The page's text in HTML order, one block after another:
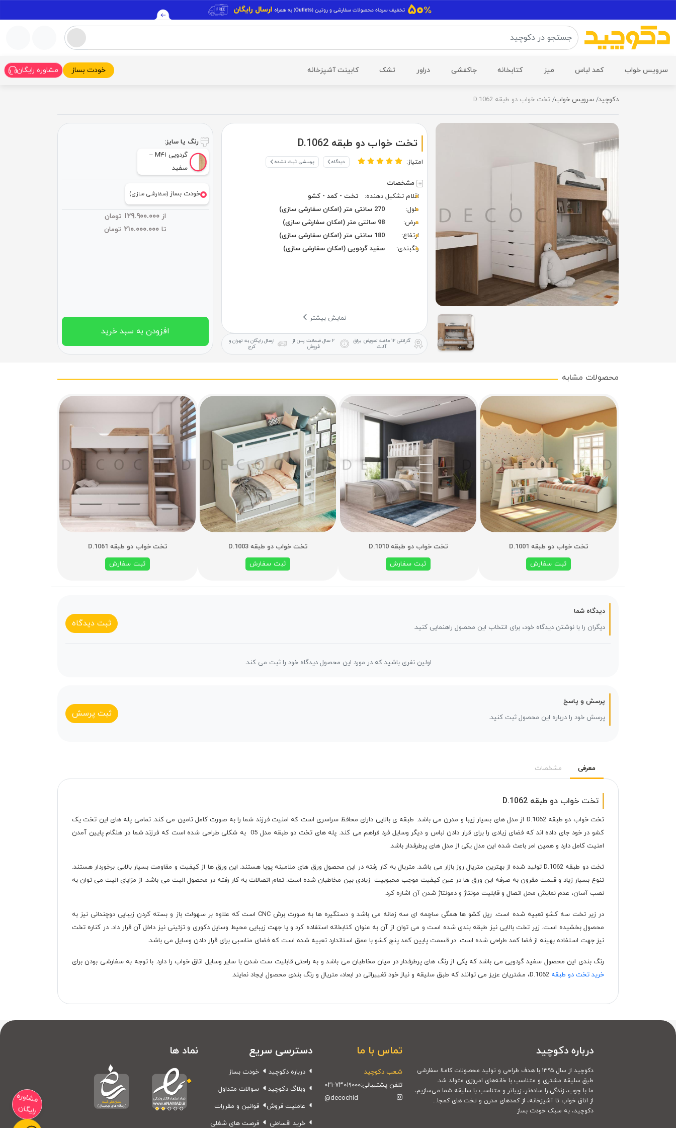
سرویس خواب کمد لباس میز کتابخانه جاکفشی دراور تشک کابینت آشپزخانه خودت بساز مشاوره رایگان
دکوچید سرویس خواب تخت خواب دو طبقه D.1062
تخت خواب دو طبقه D.1062
امتیاز: دیدگاه پرسشی ثبت نشده
مشخصات
اقلام تشکیل دهنده:
تخت - کمد - کشو
طول:
270 سانتی متر (امکان سفارشی سازی)
عرض:
98 سانتی متر (امکان سفارشی سازی)
ارتفاع:
180 سانتی متر (امکان سفارشی سازی)
رنگبندی:
سفید گردویی (امکان سفارشی سازی)
نمایش بیشتر
گارانتی ۱۲ ماهه
تعویض یراق
آلات
۲ سال ضمانت
پس از
فروش
ارسال رایگان به تهران و
کرج
رنگ یا سایز:
گردویی M۴۱ –
سفید
خودت بساز(سفارشی سازی)
از
تومان
تا
تومان
افزودن به سبد خرید
محصولات مشابه
تخت خواب دو طبقه D.1001
ثبت سفارش
تخت خواب دو طبقه D.1010
ثبت سفارش
تخت خواب دو طبقه D.1003
ثبت سفارش
تخت خواب دو طبقه D.1061
ثبت سفارش
دیدگاه شما
دیگران را با نوشتن دیدگاه خود، برای انتخاب این محصول راهنمایی کنید.
ثبت دیدگاه
اولین نفری باشید که در مورد این محصول دیدگاه خود را ثبت می کند.
پرسش و پاسخ
پرسش خود را درباره این محصول ثبت کنید.
ثبت پرسش
معرفی مشخصات
تخت خواب دو طبقه D.1062
تخت خواب دو طبقه D.1062 از مدل های بسیار زیبا و مدرن می باشد. طبقه ی بالایی دارای محافظ سراسری است که امنیت فرزند شما را به صورت کامل تامین می کند. تمامی پله های این تخت یک
کشو در خود جای داده اند که فضای زیادی را برای قرار دادن لباس و دیگر وسایل فرد فراهم می کند. پله های تخت دو طبقه مدل 05 به شکلی طراحی شده است که فرزند شما در هنگام پایین آمدن
امنیت کامل دارد و همین امر باعث شده این مدل یکی از مدل های پرطرفدار باشد.
تخت دو طبقه D.1062 تولید شده از بهترین متریال روز بازار می باشد. متریال به کار رفته در این محصول ورق های ملامینه پویا هستند. این ورق ها از کیفیت و مقاومت بسیار بالایی برخوردار هستند.
تنوع بسیار زیاد و قیمت مقرون به صرفه این ورق ها در عین کیفیت موجب محبوبیت زیادی بین مخاطبان شده است. تمام اتصالات به کار رفته در محصول الیت می باشد. از مزایای الیت می توان به
نصب آسان، عدم نمایش محل اتصال و قابلیت مونتاژ و دمونتاژ شدن آن اشاره کرد.
در زیر تخت سه کشو تعبیه شده است. ریل کشو ها همگی ساچمه ای سه زمانه می باشد و دستگیره ها به صورت برش CNC است که علاوه بر سهولت باز و بسته کردن زیبایی دوچندانی نیز به
محصول بخشیده است. زیر تخت بالایی نیز طبقه بندی شده است و می توان از آن به عنوان کتابخانه استفاده کرد و یا جهت زیبایی محیط وسایل دکوری و تزئینی نیز داخل آن قرار داد. در کناره تخت
نیز جهت استفاده بهینه از فضا کمد طراحی شده است. در قسمت پایین کمد پنج کشو با عمق استاندارد تعبیه شده است که فضای مناسبی برای قرار دادن وسایل می باشد.
رنگ بندی این محصول سفید گردویی می باشد که یکی از رنگ های پرطرفدار در میان مخاطبان می باشد و به راحتی قابلیت ست شدن با سایر وسایل اتاق خواب را دارد. با توجه به سفارشی بودن برای
خرید تخت دو طبقه
درباره دکوچید
دکوچید از سال ۱۳۹۵ با هدف طراحی و تولید محصولات کاملا سفارشی
طبق سلیقه مشتری و متناسب با خانه‌های امروزی متولد شد.
ما با چوب، زندگی را ساده‌تر، زیباتر و متناسب با سلیقه شما می‌سازیم،
از اتاق خواب تا آشپزخانه، از کمدهای مدرن و تخت های کمجا...
دکوچید، به سبک خودت بساز
تماس با ما
شعب دکوچید
تلفن پشتیبانی:۰۲۱-۷۳۰۱۹۰۰۰
@decochid
دسترسی سریع
درباره دکوچید
وبلاگ دکوچید
عاملیت فروش
خرید اقساطی
خودت بساز
سوالات متداول
قوانین و مقررات
فرصت های شغلی
نماد ها
مشاوره
رایگان